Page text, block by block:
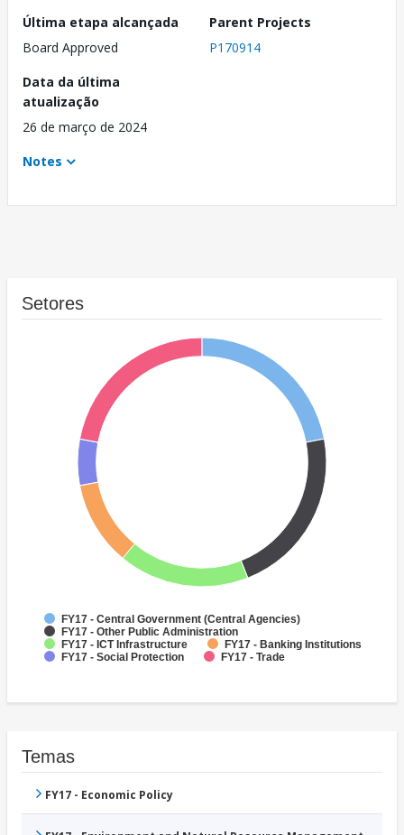
Última etapa alcançada
Board Approved
Parent Projects
P170914
Data da última
atualização
26 de março de 2024
Notes
Setores
FY17 - Central Government (Central Agencies)
FY17 - Other Public Administration
FY17 - ICT Infrastructure
FY17 - Banking Institutions
FY17 - Social Protection
FY17 - Trade
Temas
FY17 - Economic Policy